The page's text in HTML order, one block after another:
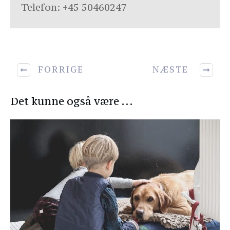
Telefon: +45 50460247
FORRIGE NÆSTE
Det kunne også være ...